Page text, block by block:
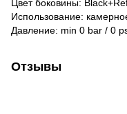
Цвет боковины:
Использование:
Давление: min 0 bar / 0
Отзывы